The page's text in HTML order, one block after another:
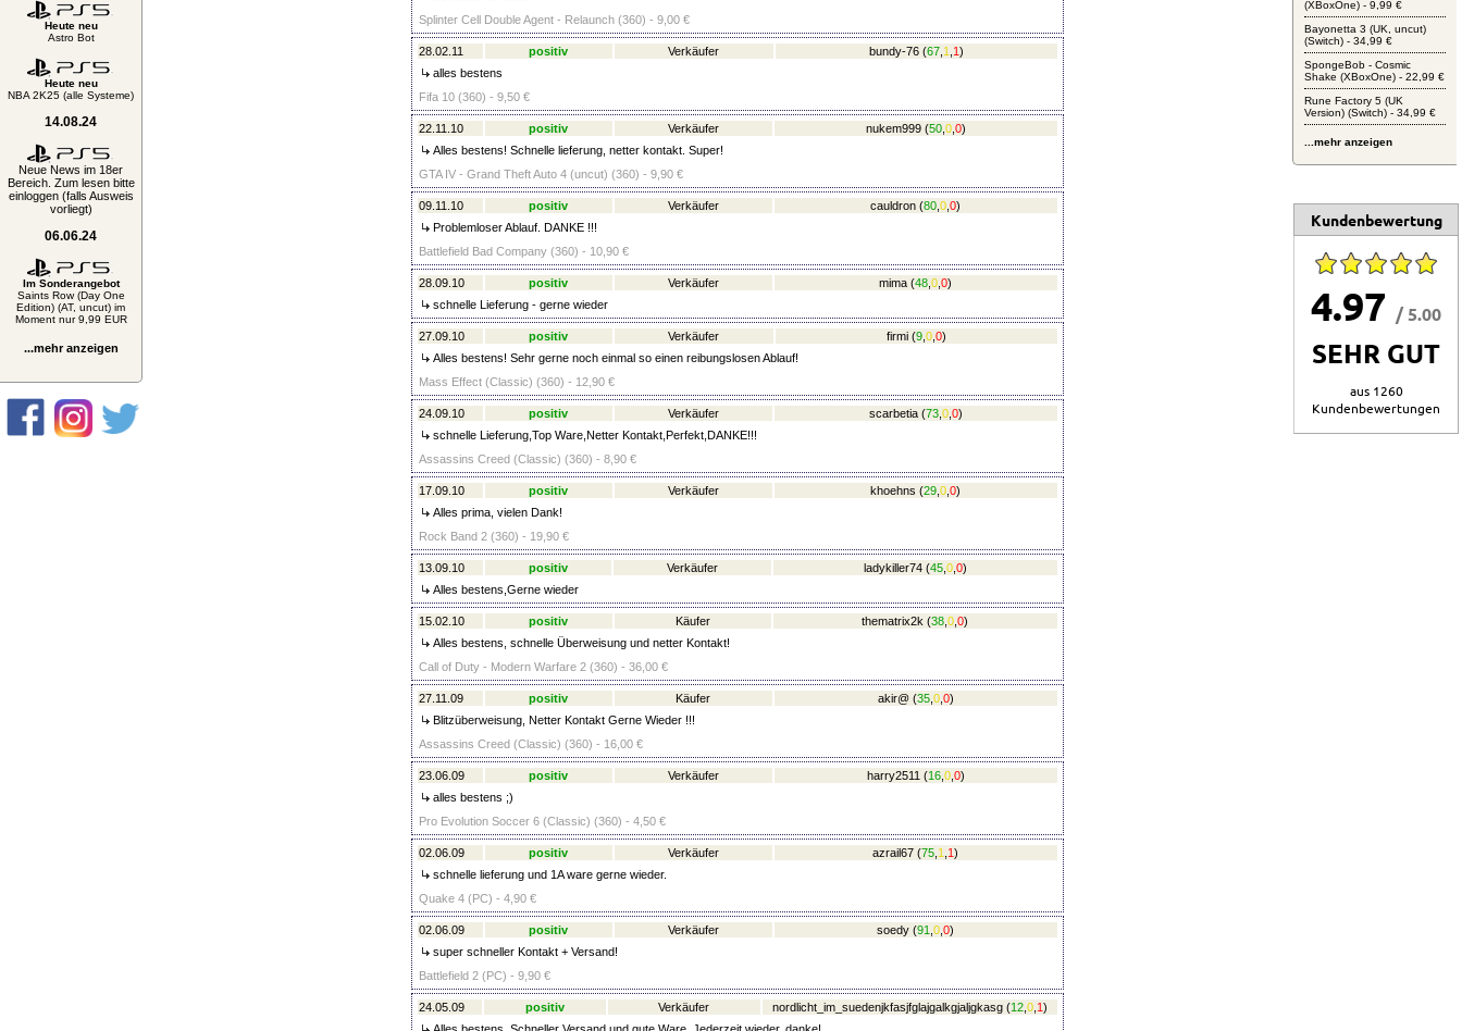
Heute neu
Astro Bot
Heute neu
NBA 2K25 (alle Systeme)
14.08.24
Neue News im 18er
Bereich. Zum lesen bitte
einloggen (falls Ausweis
vorliegt)
06.06.24
Im Sonderangebot
Saints Row (Day One
Edition) (AT, uncut) im
Moment nur 9,99 EUR
...mehr anzeigen
Splinter Cell Double Agent - Relaunch (360) - 9,00 €
28.02.11 positiv Verkäufer bundy-76 (67, 1 1)
alles bestens
Fifa 10 (360) - 9,50 €
22.11.10 positiv Verkäufer nukem999 (50, 0, 0)
Alles bestens! Schnelle lieferung, netter kontakt. Super!
GTA IV - Grand Theft Auto 4 (uncut) (360) - 9,90 €
09.11.10 positiv Verkäufer cauldron (80 0 0)
Problemloser Ablauf. DANKE !!!
Battlefield Bad Company (360) - 10,90 €
28.09.10 positiv Verkäufer mima (48 0 0)
schnelle Lieferung - gerne wieder
27.09.10 positiv Verkäufer firmi (9, 0, 0)
Alles bestens! Sehr gerne noch einmal so einen reibungslosen Ablauf!
Mass Effect (Classic) (360) - 12,90 €
24.09.10 positiv Verkäufer scarbetia (73, 0, 0)
schnelle Lieferung,Top Ware,Netter Kontakt,Perfekt,DANKE!!!
Assassins Creed (Classic) (360) - 8,90 €
17.09.10 positiv Verkäufer khoehns (29 0 0)
Alles prima, vielen Dank!
Rock Band 2 (360) - 19,90 €
13.09.10 positiv Verkäufer ladykiller74 (45, 0, 0)
Alles bestens,Gerne wieder
15.02.10 positiv Käufer thematrix2k (38 0 0)
Alles bestens, schnelle Überweisung und netter Kontakt!
Call of Duty - Modern Warfare 2 (360) - 36,00 €
27.11.09 positiv Käufer akir@ (35, 0, 0)
Blitzüberweisung, Netter Kontakt Gerne Wieder !!!
Assassins Creed (Classic) (360) - 16,00 €
23.06.09 positiv Verkäufer harry2511 (16, 0, 0)
alles bestens ;)
Pro Evolution Soccer 6 (Classic) (360) - 4,50 €
02.06.09 positiv Verkäufer azrail67 (75 1 1)
schnelle lieferung und 1A ware gerne wieder.
Quake 4 (PC) - 4,90 €
02.06.09 positiv Verkäufer soedy (91 0 0)
super schneller Kontakt + Versand!
Battlefield 2 (PC) - 9,90 €
24.05.09 positiv Verkäufer nordlicht_im_suedenjkfasjfglajgalkgjaljgkasg (12, 0, 1)
(XBoxOne) - 9,99 €
Bayonetta 3 (UK, uncut)
(Switch) - 34,99 €
SpongeBob - Cosmic
Shake (XBoxOne) - 22,99 €
Rune Factory 5 (UK
Version) (Switch) - 34,99 €
...mehr anzeigen
Kundenbewertung
4.97 / 5.00
SEHR GUT
aus 1260
Kundenbewertungen